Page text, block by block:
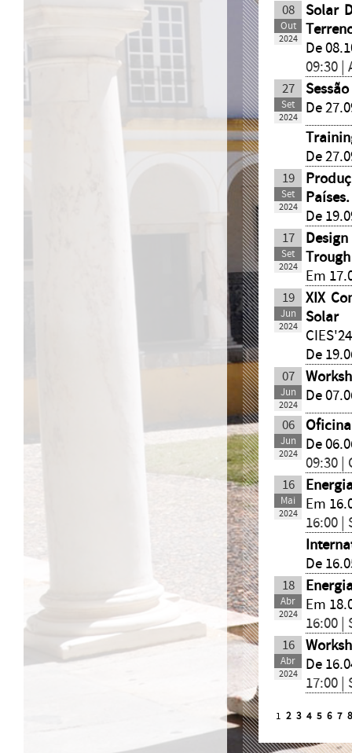
08
Out
2024
Solar
De
09:30 |
27
Set
2024
De
De
19
Set
2024
De
17
Set
2024
Em
19
Jun
2024
XIX
Solar
CIES'24
De
07
Jun
2024
De
06
Jun
2024
De
09:30 |
16
Mai
2024
Em
16:00 |
De
18
Abr
2024
Em
16:00 |
16
Abr
2024
De
17:00 |
1 2 3 4 5 6 7 8